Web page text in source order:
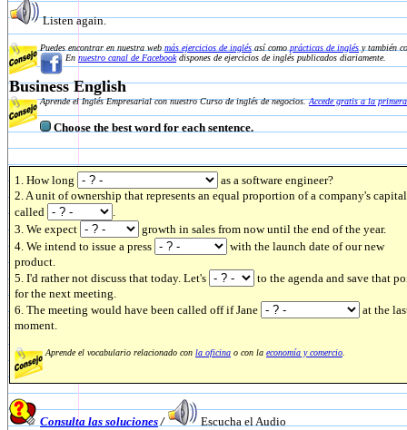
Listen again.
Puedes encontrar en nuestra web más ejercicios de inglés así como prácticas de inglés y también
En nuestro canal de Facebookdispones de ejercicios de inglés publicados diariamente.
Business English
Aprende el Inglés Empresarial con nuestro Curso de inglés de negocios.Accede gratis a la
Choose the best word for each sentence.
1. How long
as a software engineer?
2. A unit of ownership that represents an equal proportion of a company's
called
.
3. We expect
growth in sales from now until the end of the year.
4. We intend to issue a press
with the launch date of our new
product.
5. I'd rather not discuss that today. Let's
to the agenda and save that
for the next meeting.
6. The meeting would have been called off if Jane
at the
moment.
Aprende el vocabulario relacionado con la oficina o con la economía y comercio
Consulta las soluciones/ Escucha el Audio